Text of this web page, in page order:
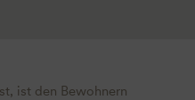
ist den Bewohnern